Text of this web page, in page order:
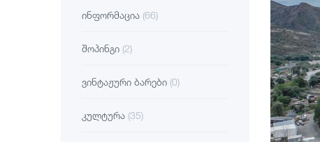
ინფორმაცია (66)
შოპინგი (2)
ვინტაჟური ბარები (0)
კულტურა (35)